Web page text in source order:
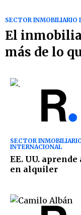
SECTOR INMOBILIARIO
El
más de lo
SECTOR
INTERNACIONAL
EE. UU.
en alquiler